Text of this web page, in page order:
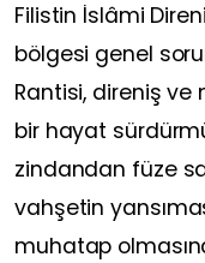
Filistin İslâmi
bölgesi genel
Rantisi, direniş
bir hayat
zindandan füze
vahşetin
muhatap